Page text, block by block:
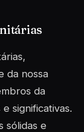
da nossa
da
significativas.
sólidas e